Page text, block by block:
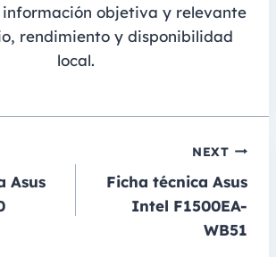
objetiva y relevante
rendimiento y disponibilidad
local.
Asus
NEXT
Ficha técnica Asus
Intel F1500EA-
WB51